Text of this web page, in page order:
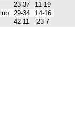
23-37
11-19
29-34
14-16
42-11 23-7